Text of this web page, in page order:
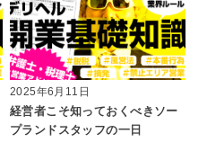
2025年6月11日
経営者こそ知っておくべきソー
プランドスタッフの一日